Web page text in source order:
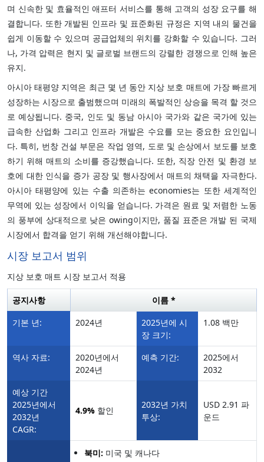
며 신속한 및 효율적인 애프터 서비스를 통해 고객의 성장 요구를 해
결합니다. 또한 개발된 인프라 및 표준화된 규정은 지역 내의 물건을
쉽게 이동할 수 있으며 공급업체의 위치를 강화할 수 있습니다. 그러
나, 가격 압력은 현지 및 글로벌 브랜드의 강렬한 경쟁으로 인해 높은
유지.
아시아 태평양 지역은 최근 몇 년 동안 지상 보호 매트에 가장 빠르게
성장하는 시장으로 출범했으며 미래의 폭발적인 상승을 목격 할 것으
로 예상됩니다. 중국, 인도 및 동남 아시아 국가와 같은 국가에 있는
급속한 산업화 그리고 인프라 개발은 수요를 모는 중요한 요인입니
다. 특히, 번창 건설 부문은 작업 영역, 도로 및 손상에서 보도를 보호
하기 위해 매트의 소비를 증강했습니다. 또한, 직장 안전 및 환경 보
호에 대한 인식을 증가 공장 및 행사장에서 매트의 채택을 자극한다.
아시아 태평양에 있는 수출 의존하는 economies는 또한 세계적인
무역에 있는 성장에서 이익을 얻습니다. 가격은 원료 및 저렴한 노동
의 풍부에 상대적으로 낮은 owing이지만, 품질 표준은 개발 된 국제
시장에서 합격을 얻기 위해 개선해야합니다.
시장 보고서 범위
지상 보호 매트 시장 보고서 적용
공지사항
이름 *
기본 년:
2024년
2025년에 시
장 크기:
1.08 백만
역사 자료:
2020년에서
2024년
예측 기간:
2025에서
2032
예상 기간
2025년에서
2032년
CAGR:
4.9% 할인
2032년 가치
투상:
USD 2.91 파
운드
북미: 미국 및 캐나다